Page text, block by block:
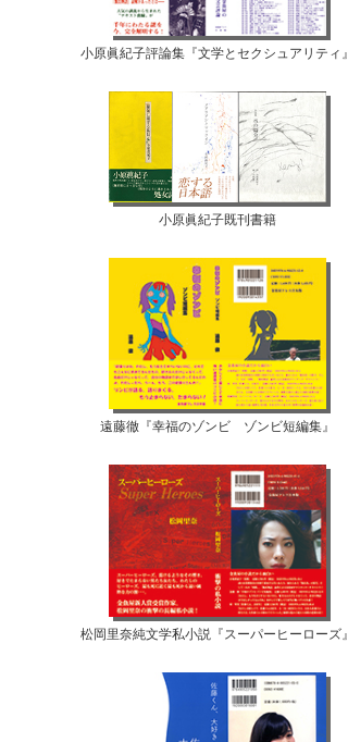
小原眞紀子評論集『文学とセクシュアリティ』
小原眞紀子既刊書籍
遠藤徹『幸福のゾンビ ゾンビ短編集』
松岡里奈純文学私小説『スーパーヒーローズ』